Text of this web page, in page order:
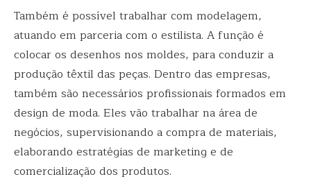
Também é possível trabalhar com modelagem,
atuando em parceria com o estilista. A função é
colocar os desenhos nos moldes, para conduzir a
produção têxtil das peças. Dentro das empresas,
também são necessários profissionais formados em
design de moda. Eles vão trabalhar na área de
negócios, supervisionando a compra de materiais,
elaborando estratégias de marketing e de
comercialização dos produtos.